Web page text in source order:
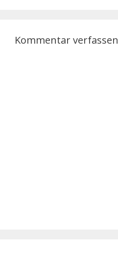
Kommentar verfassen